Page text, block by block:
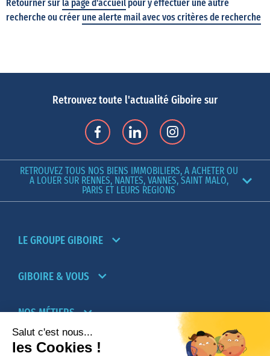
Retourner sur la page d'accueil pour y effectuer une autre
recherche ou créer une alerte mail avec vos critères de recherche
Retrouvez toute l'actualité Giboire sur
RETROUVEZ TOUS NOS BIENS IMMOBILIERS, A ACHETER OU
A LOUER SUR RENNES, NANTES, VANNES, SAINT MALO,
PARIS ET LEURS REGIONS
LE GROUPE GIBOIRE
GIBOIRE & VOUS
NOS MÉTIERS
PARTENAIRES